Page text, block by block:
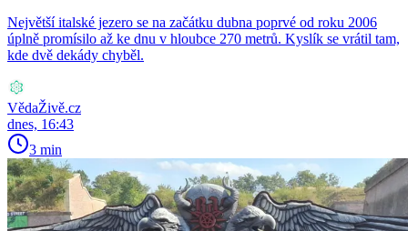
Největší italské jezero se na začátku dubna poprvé od roku 2006
úplně promísilo až ke dnu v hloubce 270 metrů. Kyslík se vrátil tam,
kde dvě dekády chyběl.
VědaŽivě.cz
dnes, 16:43
3 min